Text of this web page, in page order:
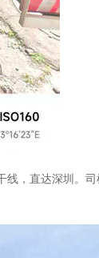
，直达深圳。